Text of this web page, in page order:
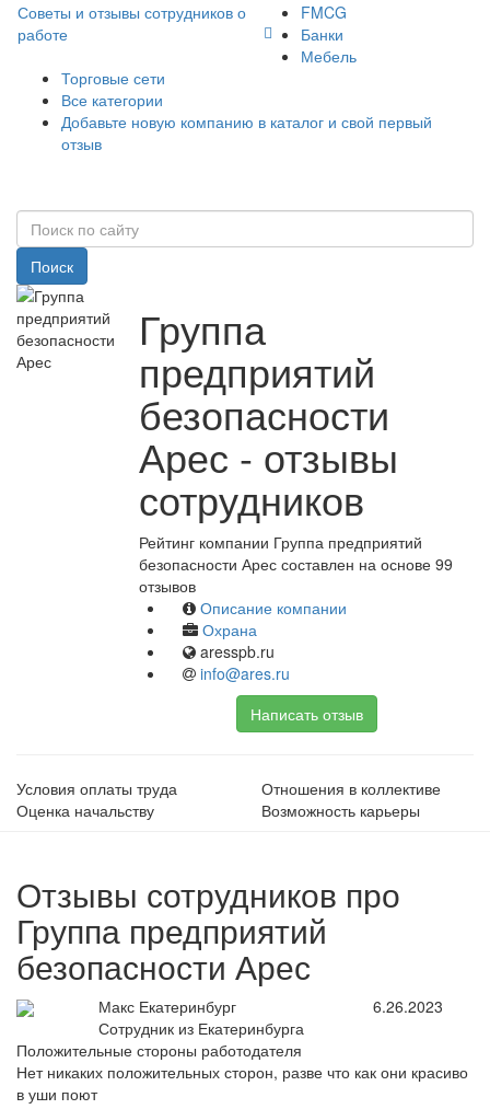
Советы и отзывы сотрудников о
работе
FMCG
Банки
Мебель
Торговые сети
Все категории
Добавьте новую компанию в каталог и свой первый
отзыв
Поиск
Группа
предприятий
безопасности
Арес - отзывы
сотрудников
Рейтинг компании Группа предприятий
безопасности Арес составлен на основе 99
отзывов
Описание компании
Охрана
aresspb.ru
info@ares.ru
Написать отзыв
Условия оплаты труда
Отношения в коллективе
Оценка начальству
Возможность карьеры
Отзывы сотрудников про
Группа предприятий
безопасности Арес
Макс Екатеринбург
Сотрудник из Екатеринбурга
6.26.2023
Положительные стороны работодателя
Нет никаких положительных сторон, разве что как они красиво
в уши поют